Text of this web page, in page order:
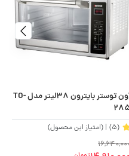
آون توستر بایترون 38لیتر مدل TO-
(5)
| (امتیاز این محصول)